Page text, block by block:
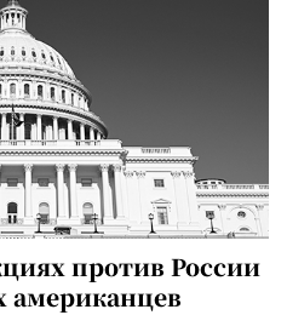
против России
американцев